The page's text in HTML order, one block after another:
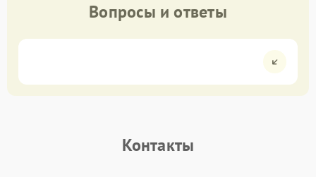
Вопросы и ответы
Контакты